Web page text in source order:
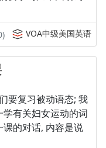
VOA中级美国英语
要复习被动语态; 我
有关妇女运动的词
的对话, 内容是说